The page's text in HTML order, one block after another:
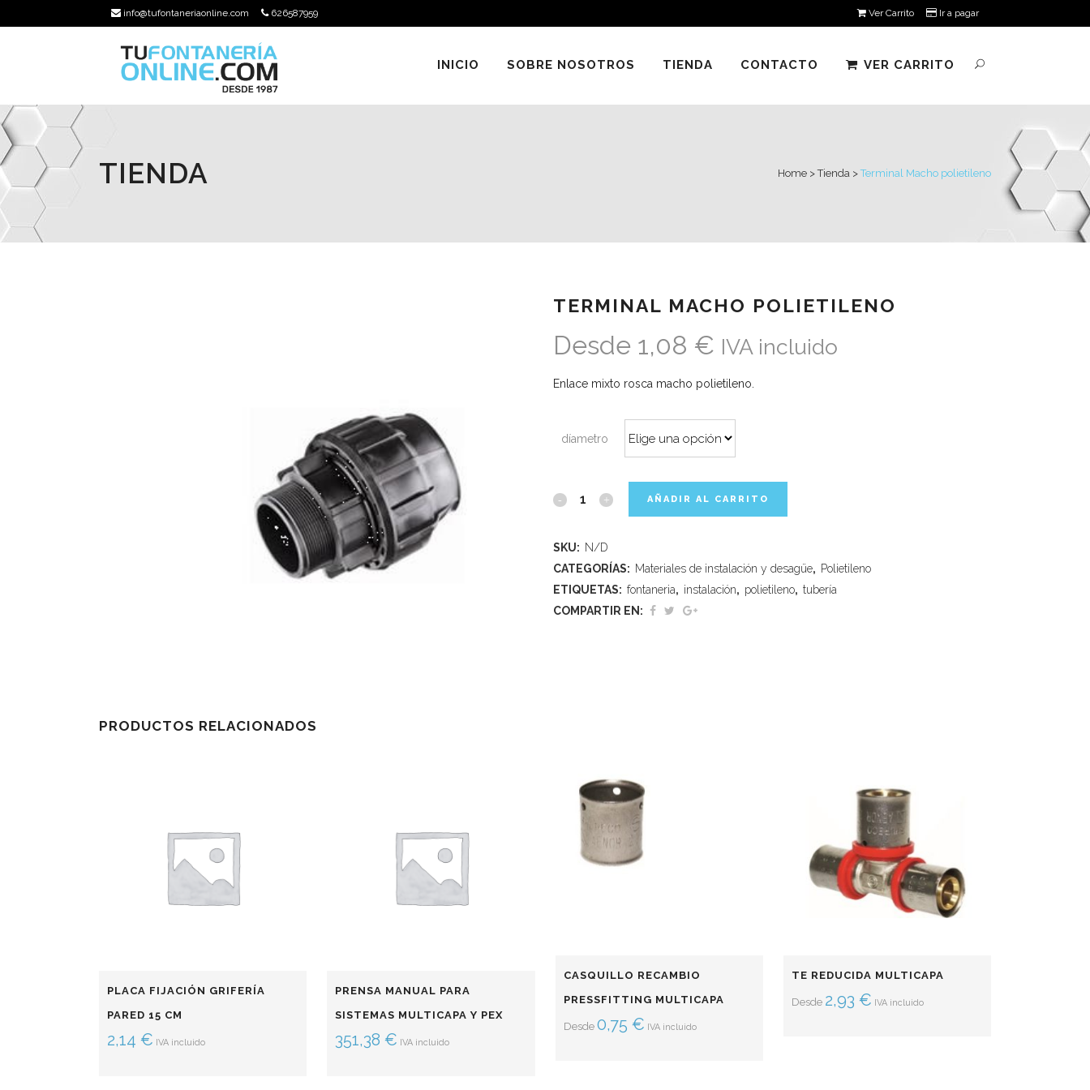
info@tufontaneriaonline.com 626587959 Ver Carrito Ir a pagar
INICIO SOBRE NOSOTROS TIENDA CONTACTO VER CARRITO
TIENDA Home >Tienda >Terminal Macho polietileno
TERMINAL MACHO POLIETILENO
Desde 1,08 € IVA incluido
Enlace mixto rosca macho polietileno.
díametro
AÑADIR AL CARRITO
SKU: N/D
CATEGORÍAS: Materiales de instalación y desagüe, Polietileno
ETIQUETAS: fontaneria, instalación, polietileno, tubería
COMPARTIR EN:
PRODUCTOS RELACIONADOS
PLACA FIJACIÓN GRIFERÍA
PARED 15 CM
2,14 € IVA incluido
PRENSA MANUAL PARA
SISTEMAS MULTICAPA Y PEX
351,38€ IVA incluido
CASQUILLO RECAMBIO
PRESSFITTING MULTICAPA
Desde 0,75 € IVA incluido
TE REDUCIDA MULTICAPA
Desde 2,93 € IVA incluido